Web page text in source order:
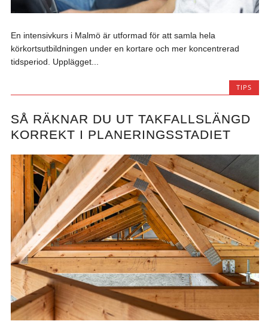
En intensivkurs i Malmö är utformad för att samla hela
körkortsutbildningen under en kortare och mer koncentrerad
tidsperiod. Upplägget...
TIPS
SÅ RÄKNAR DU UT TAKFALLSLÄNGD
KORREKT I PLANERINGSSTADIET